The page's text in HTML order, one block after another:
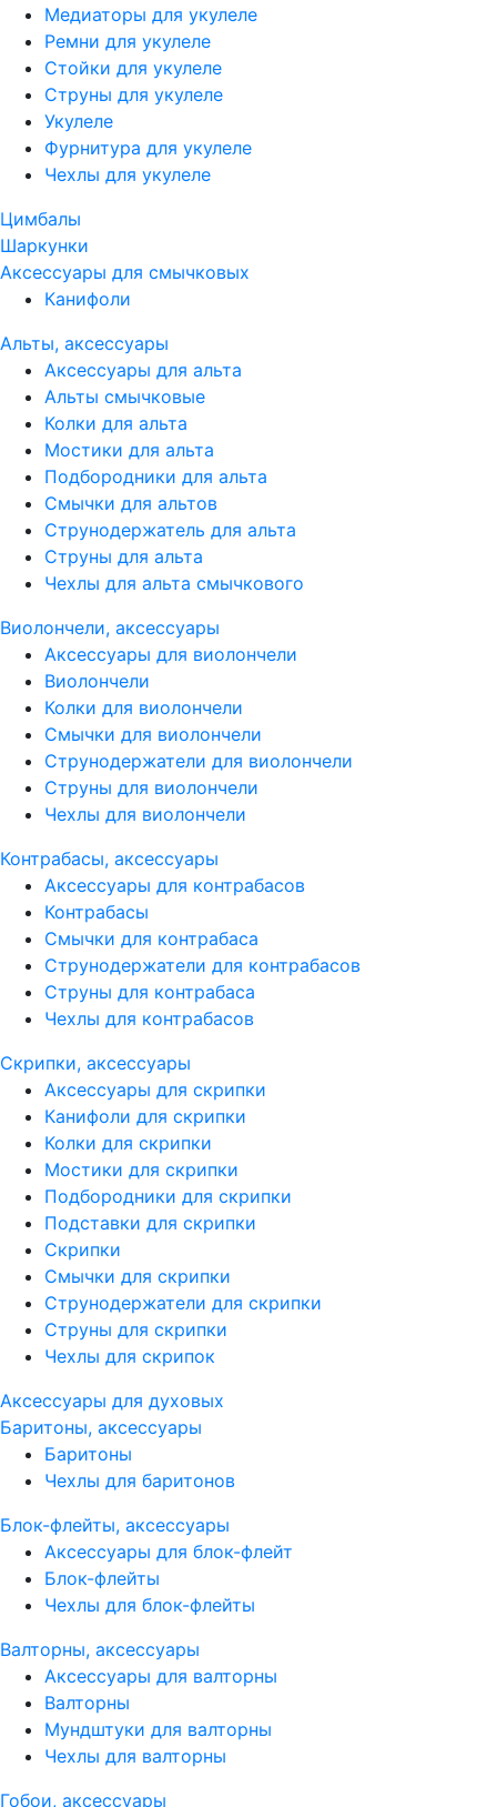
Медиаторы для укулеле
Ремни для укулеле
Стойки для укулеле
Струны для укулеле
Укулеле
Фурнитура для укулеле
Чехлы для укулеле
Цимбалы
Шаркунки
Аксессуары для смычковых
Канифоли
Альты, аксессуары
Аксессуары для альта
Альты смычковые
Колки для альта
Мостики для альта
Подбородники для альта
Смычки для альтов
Струнодержатель для альта
Струны для альта
Чехлы для альта смычкового
Виолончели, аксессуары
Аксессуары для виолончели
Виолончели
Колки для виолончели
Смычки для виолончели
Струнодержатели для виолончели
Струны для виолончели
Чехлы для виолончели
Контрабасы, аксессуары
Аксессуары для контрабасов
Контрабасы
Смычки для контрабаса
Струнодержатели для контрабасов
Струны для контрабаса
Чехлы для контрабасов
Скрипки, аксессуары
Аксессуары для скрипки
Канифоли для скрипки
Колки для скрипки
Мостики для скрипки
Подбородники для скрипки
Подставки для скрипки
Скрипки
Смычки для скрипки
Струнодержатели для скрипки
Струны для скрипки
Чехлы для скрипок
Аксессуары для духовых
Баритоны, аксессуары
Баритоны
Чехлы для баритонов
Блок-флейты, аксессуары
Аксессуары для блок-флейт
Блок-флейты
Чехлы для блок-флейты
Валторны, аксессуары
Аксессуары для валторны
Валторны
Мундштуки для валторны
Чехлы для валторны
Гобои, аксессуары